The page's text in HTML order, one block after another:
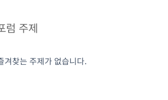
럼 주제
겨찾는 주제가 없습니다.